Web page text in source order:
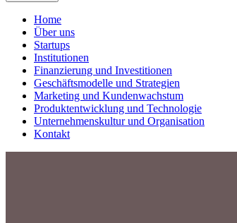
Home
Über uns
Startups
Institutionen
Finanzierung und Investitionen
Geschäftsmodelle und Strategien
Marketing und Kundenwachstum
Produktentwicklung und Technologie
Unternehmenskultur und Organisation
Kontakt